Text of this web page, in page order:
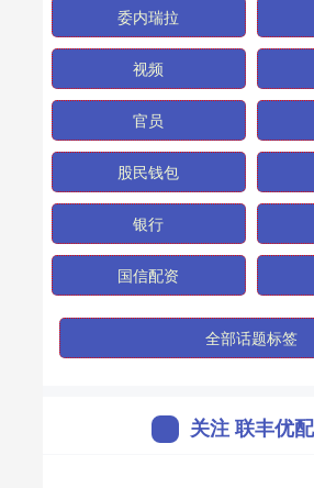
委内瑞拉
视频
官员
股民钱包
银行
国信配资
全部话题标签
关注 联丰优配